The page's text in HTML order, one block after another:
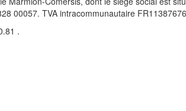
00057. TVA intracommunautaire
.